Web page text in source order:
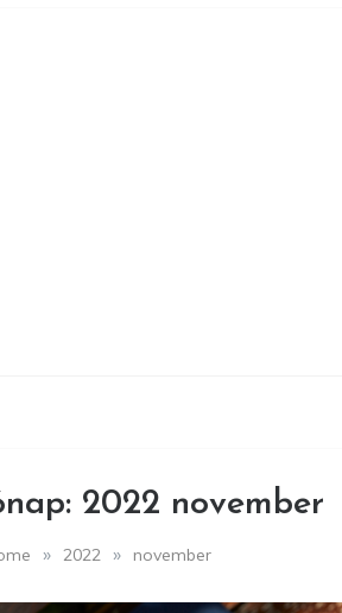
2022 november
» 2022 » november